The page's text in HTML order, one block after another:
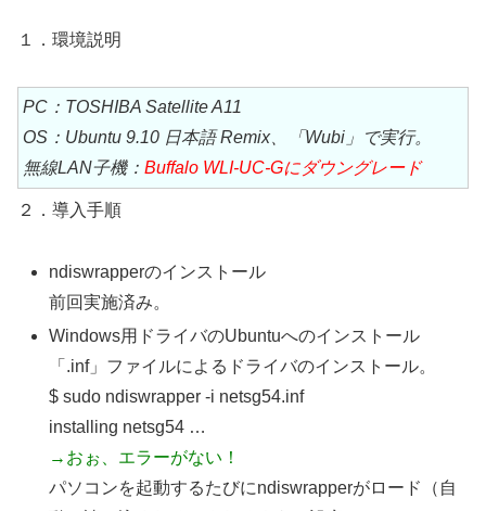
１．環境説明
PC：TOSHIBA Satellite A11
OS：Ubuntu 9.10 日本語 Remix、「Wubi」で実行。
無線LAN子機： Buffalo WLI-UC-Gにダウングレード
２．導入手順
ndiswrapperのインストール
前回実施済み。
Windows用ドライバのUbuntuへのインストール
「.inf」ファイルによるドライバのインストール。
$ sudo ndiswrapper -i netsg54.inf
installing netsg54 …
→おぉ、エラーがない！
パソコンを起動するたびにndiswrapperがロード（自